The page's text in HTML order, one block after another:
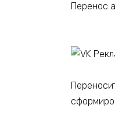
Перенос